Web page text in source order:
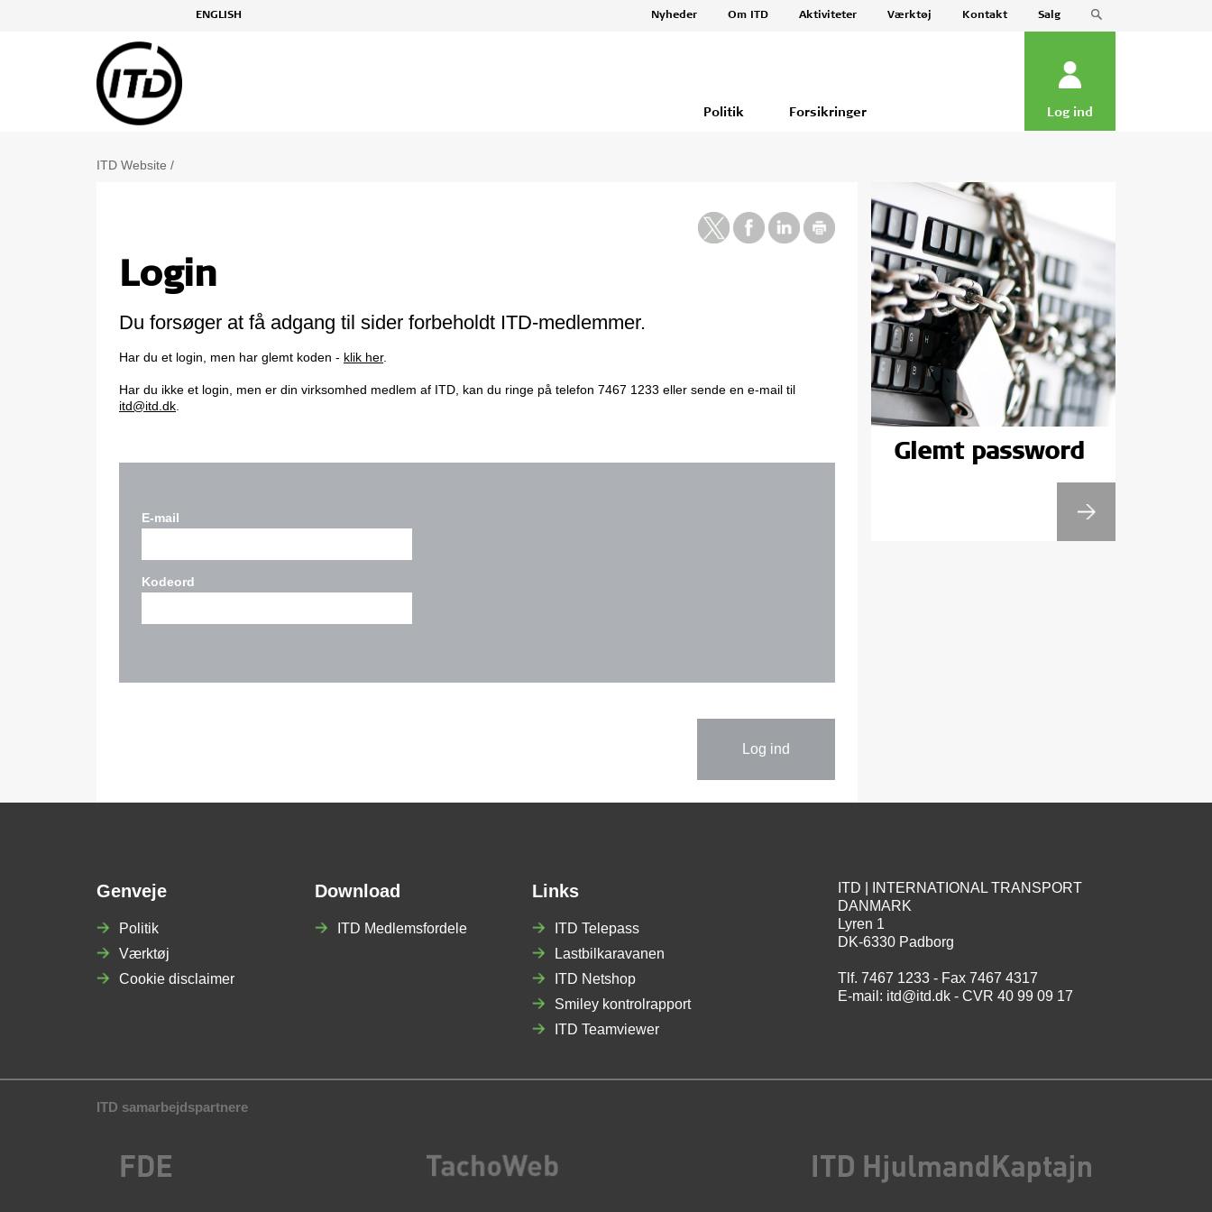
ENGLISH Nyheder Om ITD Aktiviteter Værktøj Kontakt Salg
Politik Forsikringer Log ind
ITD Website /
Login
Du forsøger at få adgang til sider forbeholdt ITD-medlemmer.
Har du et login, men har glemt koden - klik her.
Har du ikke et login, men er din virksomhed medlem af ITD, kan du ringe på telefon 7467 1233 eller sende en e-mail til
itd@itd.dk
E-mail
Kodeord
Glemt password
Genveje
Politik
Værktøj
Cookie disclaimer
Download
ITD Medlemsfordele
Links
ITD Telepass
Lastbilkaravanen
ITD Netshop
Smiley kontrolrapport
ITD Teamviewer
ITD | INTERNATIONAL TRANSPORT
DANMARK
Lyren 1
DK-6330 Padborg
Tlf. 7467 1233 - Fax 7467 4317
E-mail: itd@itd.dk- CVR 40 99 09 17
ITD samarbejdspartnere